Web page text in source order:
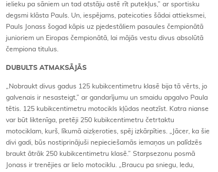
ielieku pa sāniem un tad atstāju astē rīt putekļus,” ar sportisku
degsmi klāsta Pauls. Un, iespējams, pateicoties šādai attieksmei,
Pauls Jonass šogad kāpis uz pjedestāliem pasaules čempionātā
junioriem un Eiropas čempionātā, lai mājās vestu divus absolūtā
čempiona titulus.
DUBULTS ATMAKSĀJĀS
„Nobraukt divus gadus 125 kubikcentimetru klasē bija tā vērts, jo
galvenais ir nesasteigt,” ar gandarījumu un smaidu apgalvo Paula
tētis. 125 kubikcentimetru motocikls kļūdas neatzīst. Katra nianse
var būt liktenīga, pretēji 250 kubikcentimetru četrtaktu
motociklam, kurš, līkumā aizķeroties, spēj izkārpīties. „Jācer, ka šie
divi gadi, būs nostiprinājuši nepieciešamās iemaņas un palīdzēs
braukt ātrāk 250 kubikcentimetru klasē.” Starpsezonu posmā
Jonass ir trenējies ar lielo motociklu. „Braucu pa sniegu, ledu,